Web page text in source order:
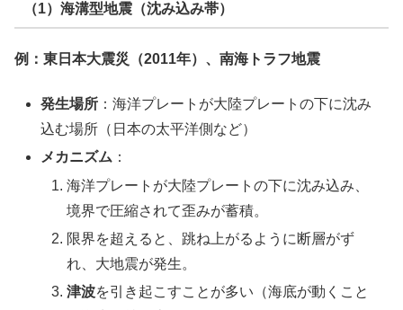
（1）海溝型地震（沈み込み帯）
例：東日本大震災（2011年）、南海トラフ地震
発生場所 ：海洋プレートが大陸プレートの下に沈み
込む場所（日本の太平洋側など）
メカニズム ：
海洋プレートが大陸プレートの下に沈み込み、
境界で圧縮されて歪みが蓄積。
限界を超えると、跳ね上がるように断層がず
れ、大地震が発生。
津波を引き起こすことが多い（海底が動くこと